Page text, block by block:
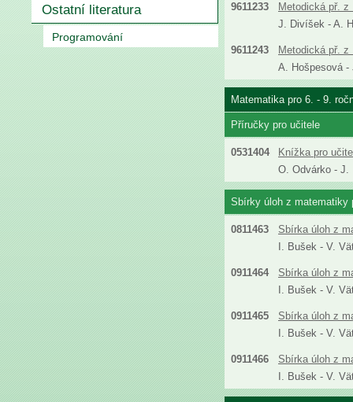
Ostatní literatura
Programování
9611233
Metodická př.
J. Divíšek - A.
9611243
Metodická př.
A. Hošpesová
Matematika pro 6. - 9.
Příručky pro učitele
0531404
Knížka pro
O. Odvárko - J.
Sbírky úloh z matematiky
0811463
Sbírka úloh z
I. Bušek - V.
0911464
Sbírka úloh z
I. Bušek - V.
0911465
Sbírka úloh z
I. Bušek - V.
0911466
Sbírka úloh z
I. Bušek - V.